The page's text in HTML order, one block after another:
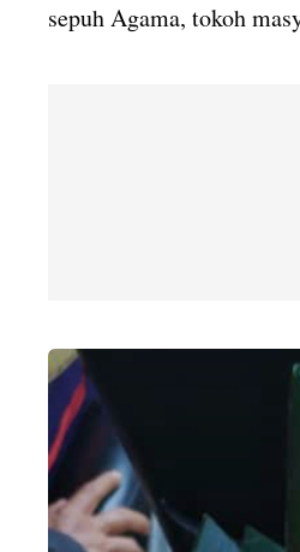
sepuh Agama, tokoh